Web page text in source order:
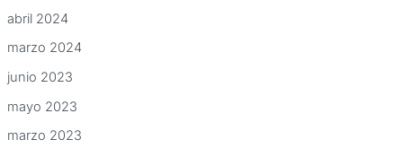
abril 2024
marzo 2024
junio 2023
mayo 2023
marzo 2023